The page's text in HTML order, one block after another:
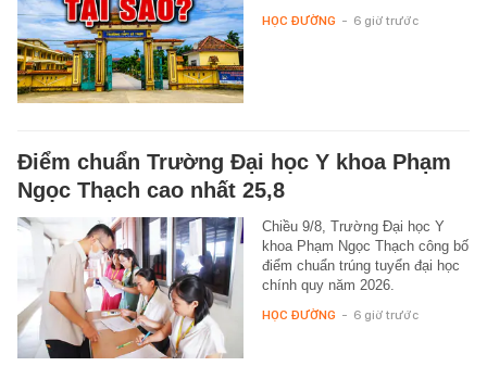
HỌC ĐƯỜNG - 6 giờ trước
Điểm chuẩn Trường Đại học Y khoa Phạm
Ngọc Thạch cao nhất 25,8
Chiều 9/8, Trường Đại học Y
khoa Phạm Ngọc Thạch công bố
điểm chuẩn trúng tuyển đại học
chính quy năm 2026.
HỌC ĐƯỜNG - 6 giờ trước